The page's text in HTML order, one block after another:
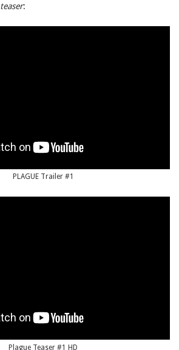
teaser:
PLAGUE Trailer #1
Plague Teaser #1 HD